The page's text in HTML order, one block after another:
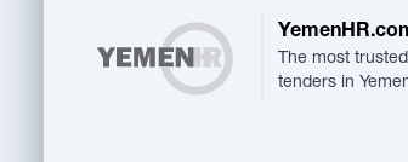
The most
tenders in